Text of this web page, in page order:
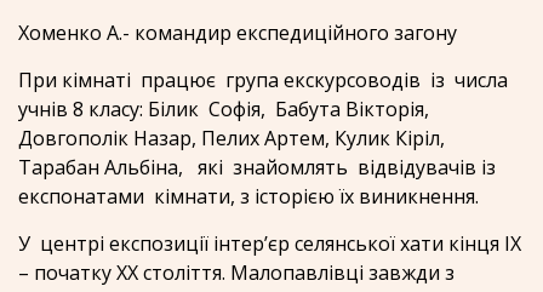
Хоменко А.- командир експедиційного загону
При кімнаті працює група екскурсоводів із числа
учнів 8 класу: Білик Софія, Бабута Вікторія,
Довгополік Назар, Пелих Артем, Кулик Кіріл,
Тарабан Альбіна, які знайомлять відвідувачів із
експонатами кімнати, з історією їх виникнення.
У центрі експозиції інтер’єр селянської хати кінця ІХ
– початку ХХ століття. Малопавлівці завжди з